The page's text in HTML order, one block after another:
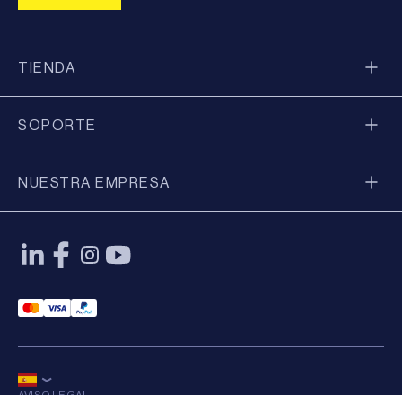
TIENDA
SOPORTE
NUESTRA EMPRESA
Mastercard Payment
Visa Payment
Paypal Payment